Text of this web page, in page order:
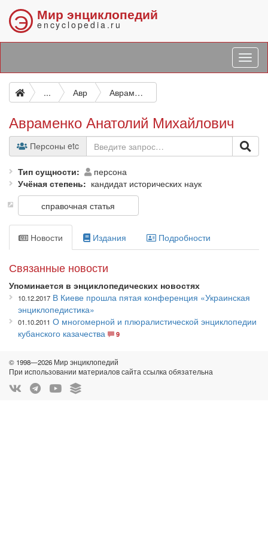
Э Мир энциклопедий
encyclopedia.ru
... Авр Авраменко Анатолий Михайлович
Авраменко Анатолий Михайлович
Персоны etc
Тип сущности
персона
Учёная степень
кандидат исторических наук
справочная статья
Новости Издания Подробности
Связанные новости
Упоминается в энциклопедических новостях
10.12.2017 В Киеве прошла пятая конференция «Украинская
энциклопедистика»
01.10.2011 О многомерной и плюралистической энциклопедии
кубанского казачества
9
© 1998—2026 Мир энциклопедий
При использовании материалов сайта ссылка обязательна